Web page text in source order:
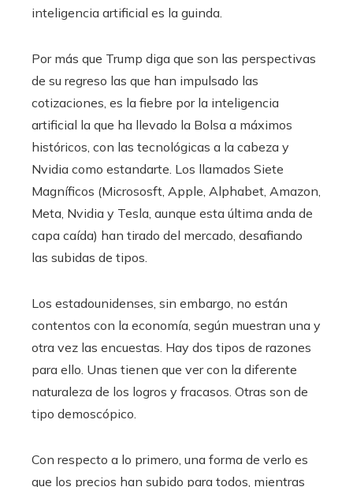
inteligencia artificial es la guinda.
Por más que Trump diga que son las perspectivas
de su regreso las que han impulsado las
cotizaciones, es la fiebre por la inteligencia
artificial la que ha llevado la Bolsa a máximos
históricos, con las tecnológicas a la cabeza y
Nvidia como estandarte. Los llamados Siete
Magníficos (Micrososft, Apple, Alphabet, Amazon,
Meta, Nvidia y Tesla, aunque esta última anda de
capa caída) han tirado del mercado, desafiando
las subidas de tipos.
Los estadounidenses, sin embargo, no están
contentos con la economía, según muestran una y
otra vez las encuestas. Hay dos tipos de razones
para ello. Unas tienen que ver con la diferente
naturaleza de los logros y fracasos. Otras son de
tipo demoscópico.
Con respecto a lo primero, una forma de verlo es
que los precios han subido para todos, mientras